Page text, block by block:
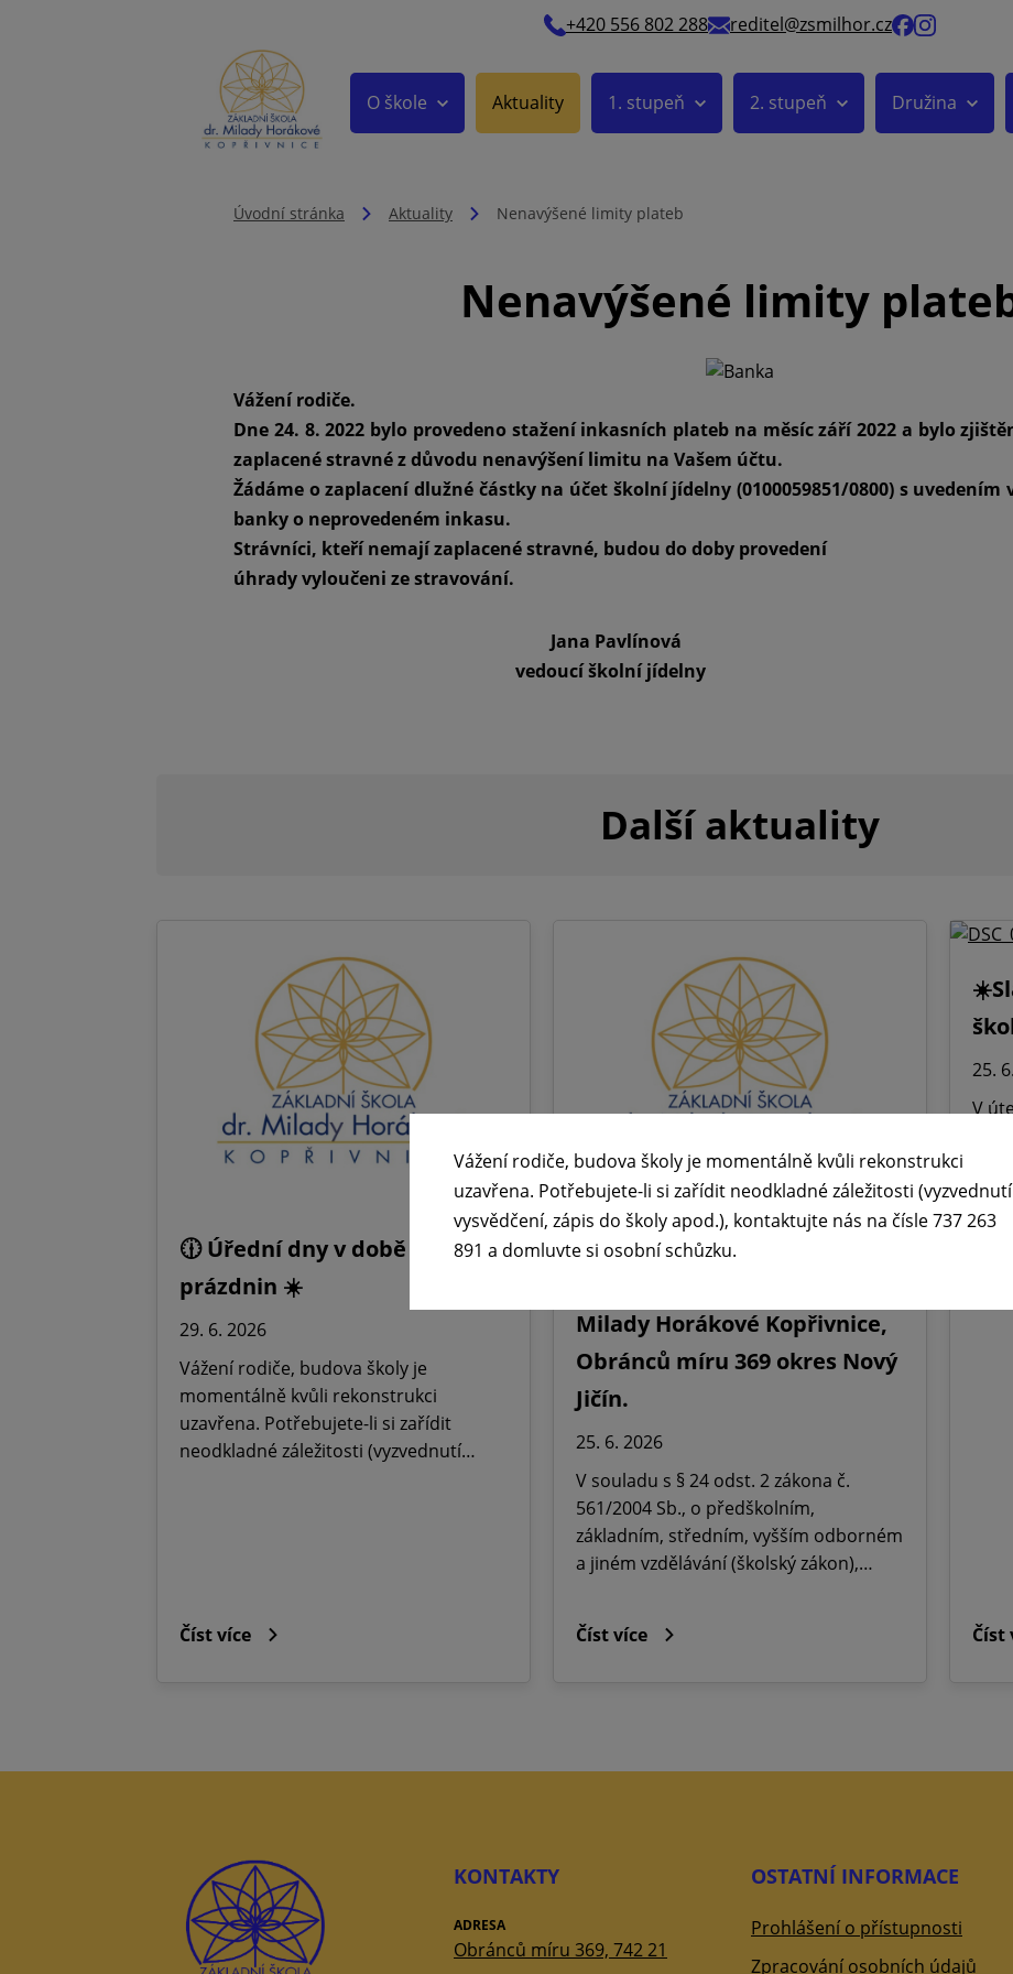
+420 556 802 288 reditel@zsmilhor.cz
O škole Aktuality 1. stupeň 2. stupeň Družina
Úvodní stránka Aktuality Nenavýšené limity plateb
Nenavýšené limity
Vážení rodiče.
Dne 24. 8. 2022 bylo provedeno stažení inkasních plateb na měsíc září 2022 a bylo
zaplacené stravné z důvodu nenavýšení limitu na Vašem účtu.
Žádáme o zaplacení dlužné částky na účet školní jídelny (0100059851/0800) s
banky o neprovedeném inkasu.
Strávníci, kteří nemají zaplacené stravné, budou do doby provedení
úhrady vyloučeni ze stravování.
Jana Pavlínová
vedoucí školní jídelny
Další aktuality
🕧 Úřední dny v době letních
prázdnin ☀️
29. 6. 2026
Vážení rodiče, budova školy je
momentálně kvůli rekonstrukci
uzavřena. Potřebujete-li si zařídit
neodkladné záležitosti (vyzvednutí…
Číst více
🪧Oznámení o udělení
Milady Horákové Kopřivnice,
Obránců míru 369 okres Nový
Jičín.
25. 6. 2026
V souladu s § 24 odst. 2 zákona č.
561/2004 Sb., o předškolním,
základním, středním, vyšším odborném
a jiném vzdělávání (školský zákon),…
Číst více
25.
V
za
Číst
KONTAKTY
ADRESA
Obránců míru 369, 742 21
OSTATNÍ INFORMACE
Prohlášení o přístupnosti
Zpracování osobních údajů
Vážení rodiče, budova školy je momentálně kvůli rekonstrukci
uzavřena. Potřebujete-li si zařídit neodkladné záležitosti (vyzvednutí
vysvědčení, zápis do školy apod.), kontaktujte nás na čísle 737 263
891 a domluvte si osobní schůzku.